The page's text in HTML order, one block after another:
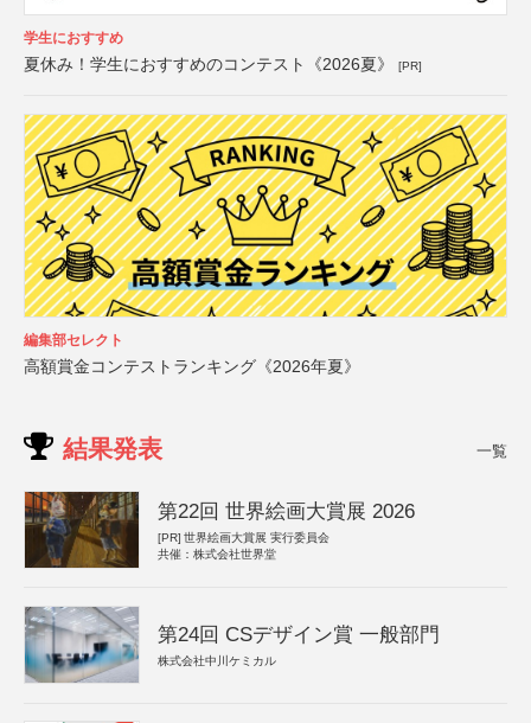
学生におすすめ
夏休み！学生におすすめのコンテスト《2026夏》 [PR]
編集部セレクト
高額賞金コンテストランキング《2026年夏》
結果発表 一覧
第22回 世界絵画大賞展 2026
[PR] 世界絵画大賞展 実行委員会
共催：株式会社世界堂
第24回 CSデザイン賞 一般部門
株式会社中川ケミカル